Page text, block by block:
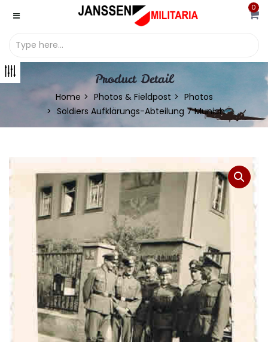
0
Product Detail
Home Photos & Fieldpost
Photos
Soldiers Aufklärungs-Abteilung 7 Munich